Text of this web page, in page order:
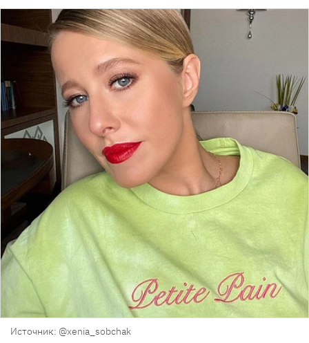
Источник: @xenia_sobchak